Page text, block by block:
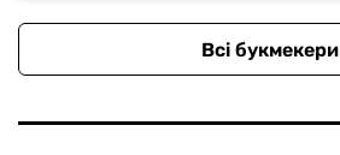
Всі букмекери